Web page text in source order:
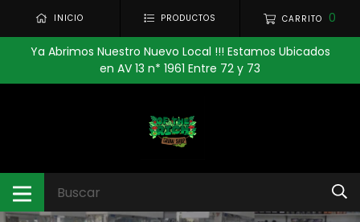
INICIO PRODUCTOS CARRITO 0
Ya Abrimos Nuestro Nuevo Local !!! Estamos Ubicados
en AV 13 n* 1961 Entre 72 y 73